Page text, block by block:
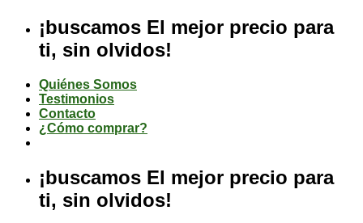
contenido
¡buscamos El mejor precio para
ti, sin olvidos!
Quiénes Somos
Testimonios
Contacto
¿Cómo comprar?
¡buscamos El mejor precio para
ti, sin olvidos!